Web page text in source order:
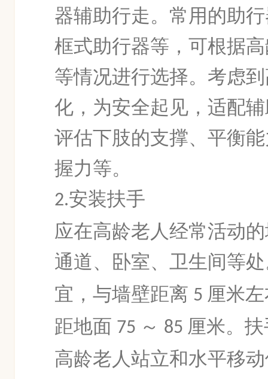
器辅助行走。常用的助
框式助行器等，可根据
等情况进行选择。考虑
化，为安全起见，适配
评估下肢的支撑、平衡
握力等。
2.安装扶手
应在高龄老人经常活动
通道、卧室、卫生间等
宜，与墙壁距离 5 厘米
距地面 75 ～ 85 厘米。
高龄老人站立和水平移